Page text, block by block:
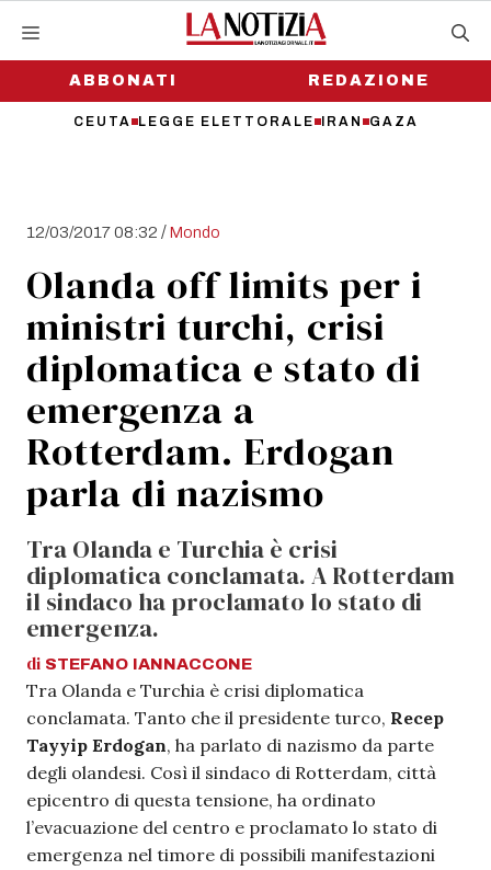
contenutoABBONATI
CEUTA LEGGE ELETTORALE IRAN GAZA
REDAZIONE
12/03/2017 08:32 /Mondo
Olanda off limits per i
ministri turchi, crisi
diplomatica e stato di
emergenza a
Rotterdam. Erdogan
parla di nazismo
Tra Olanda e Turchia è crisi
diplomatica conclamata. A Rotterdam
il sindaco ha proclamato lo stato di
emergenza.
di STEFANO IANNACCONE
Tra Olanda e Turchia è crisi diplomatica
conclamata. Tanto che il presidente turco, Recep
Tayyip Erdogan, ha parlato di nazismo da parte
degli olandesi. Così il sindaco di Rotterdam, città
epicentro di questa tensione, ha ordinato
l’evacuazione del centro e proclamato lo stato di
emergenza nel timore di possibili manifestazioni